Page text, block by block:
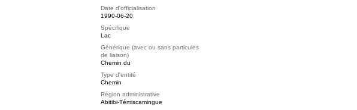
Date d'officialisation
1990-06-20
Spécifique
Lac
Générique (avec ou sans particules
de liaison)
Chemin du
Type d'entité
Chemin
Région administrative
Abitibi-Témiscamingue